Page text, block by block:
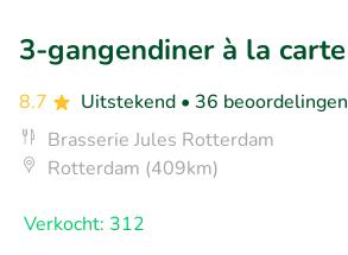
3-gangendiner à la carte
8.7 Uitstekend • 36 beoordelingen
Brasserie Jules Rotterdam
Rotterdam (409km)
Verkocht: 312